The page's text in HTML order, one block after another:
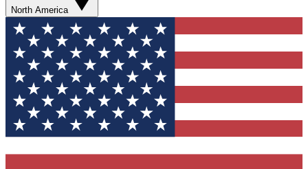
North America